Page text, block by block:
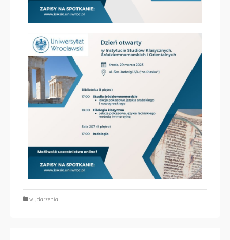
wydarzenia